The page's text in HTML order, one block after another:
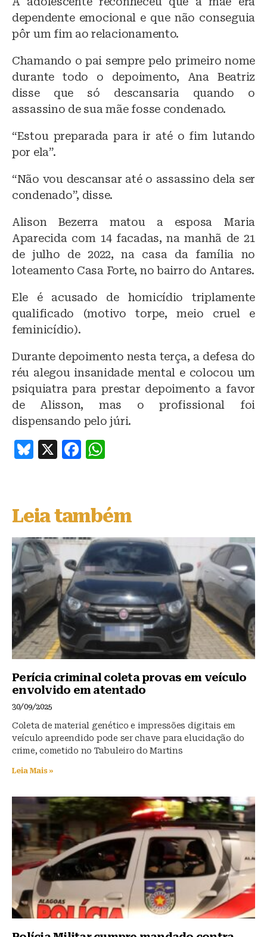
dependente emocional e que não conseguia
pôr um fim ao relacionamento.
Chamando o pai sempre pelo primeiro nome
durante todo o depoimento, Ana Beatriz
disse que só descansaria quando o
assassino de sua mãe fosse condenado.
“Estou preparada para ir até o fim lutando
por ela”.
“Não vou descansar até o assassino dela ser
condenado”, disse.
Alison Bezerra matou a esposa Maria
Aparecida com 14 facadas, na manhã de 21
de julho de 2022, na casa da família no
loteamento Casa Forte, no bairro do Antares.
Ele é acusado de homicídio triplamente
qualificado (motivo torpe, meio cruel e
feminicídio).
Durante depoimento nesta terça, a defesa do
réu alegou insanidade mental e colocou um
psiquiatra para prestar depoimento a favor
de Alisson, mas o profissional foi
dispensando pelo júri.
B
s
k
y
X
F
e
b
o
o
k
s
A
p
p
Leia também
Perícia criminal coleta provas em veículo
envolvido em atentado
30/09/2025
Coleta de material genético e impressões digitais em
veículo apreendido pode ser chave para elucidação do
crime, cometido no Tabuleiro do Martins
Leia Mais »